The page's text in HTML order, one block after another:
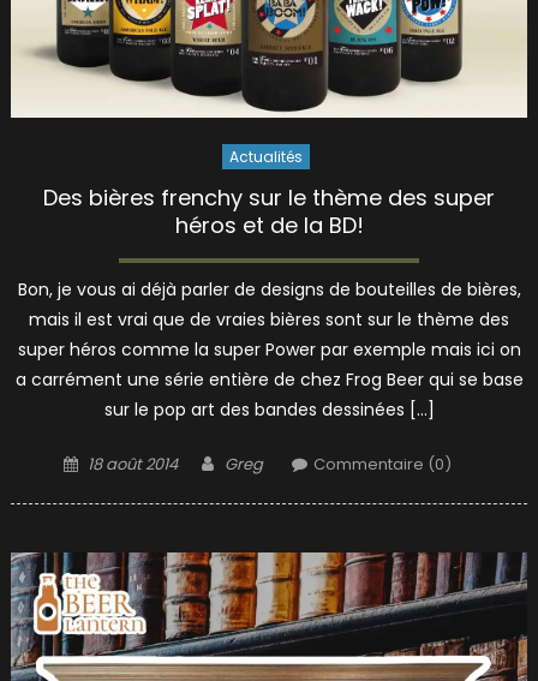
Actualités
Des bières frenchy sur le thème des super
héros et de la BD!
Bon, je vous ai déjà parler de designs de bouteilles de bières,
mais il est vrai que de vraies bières sont sur le thème des
super héros comme la super Power par exemple mais ici on
a carrément une série entière de chez Frog Beer qui se base
sur le pop art des bandes dessinées […]
Posted
18 août 2014 Author
Greg Commentaire (0)